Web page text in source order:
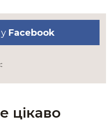
Facebook
цікаво